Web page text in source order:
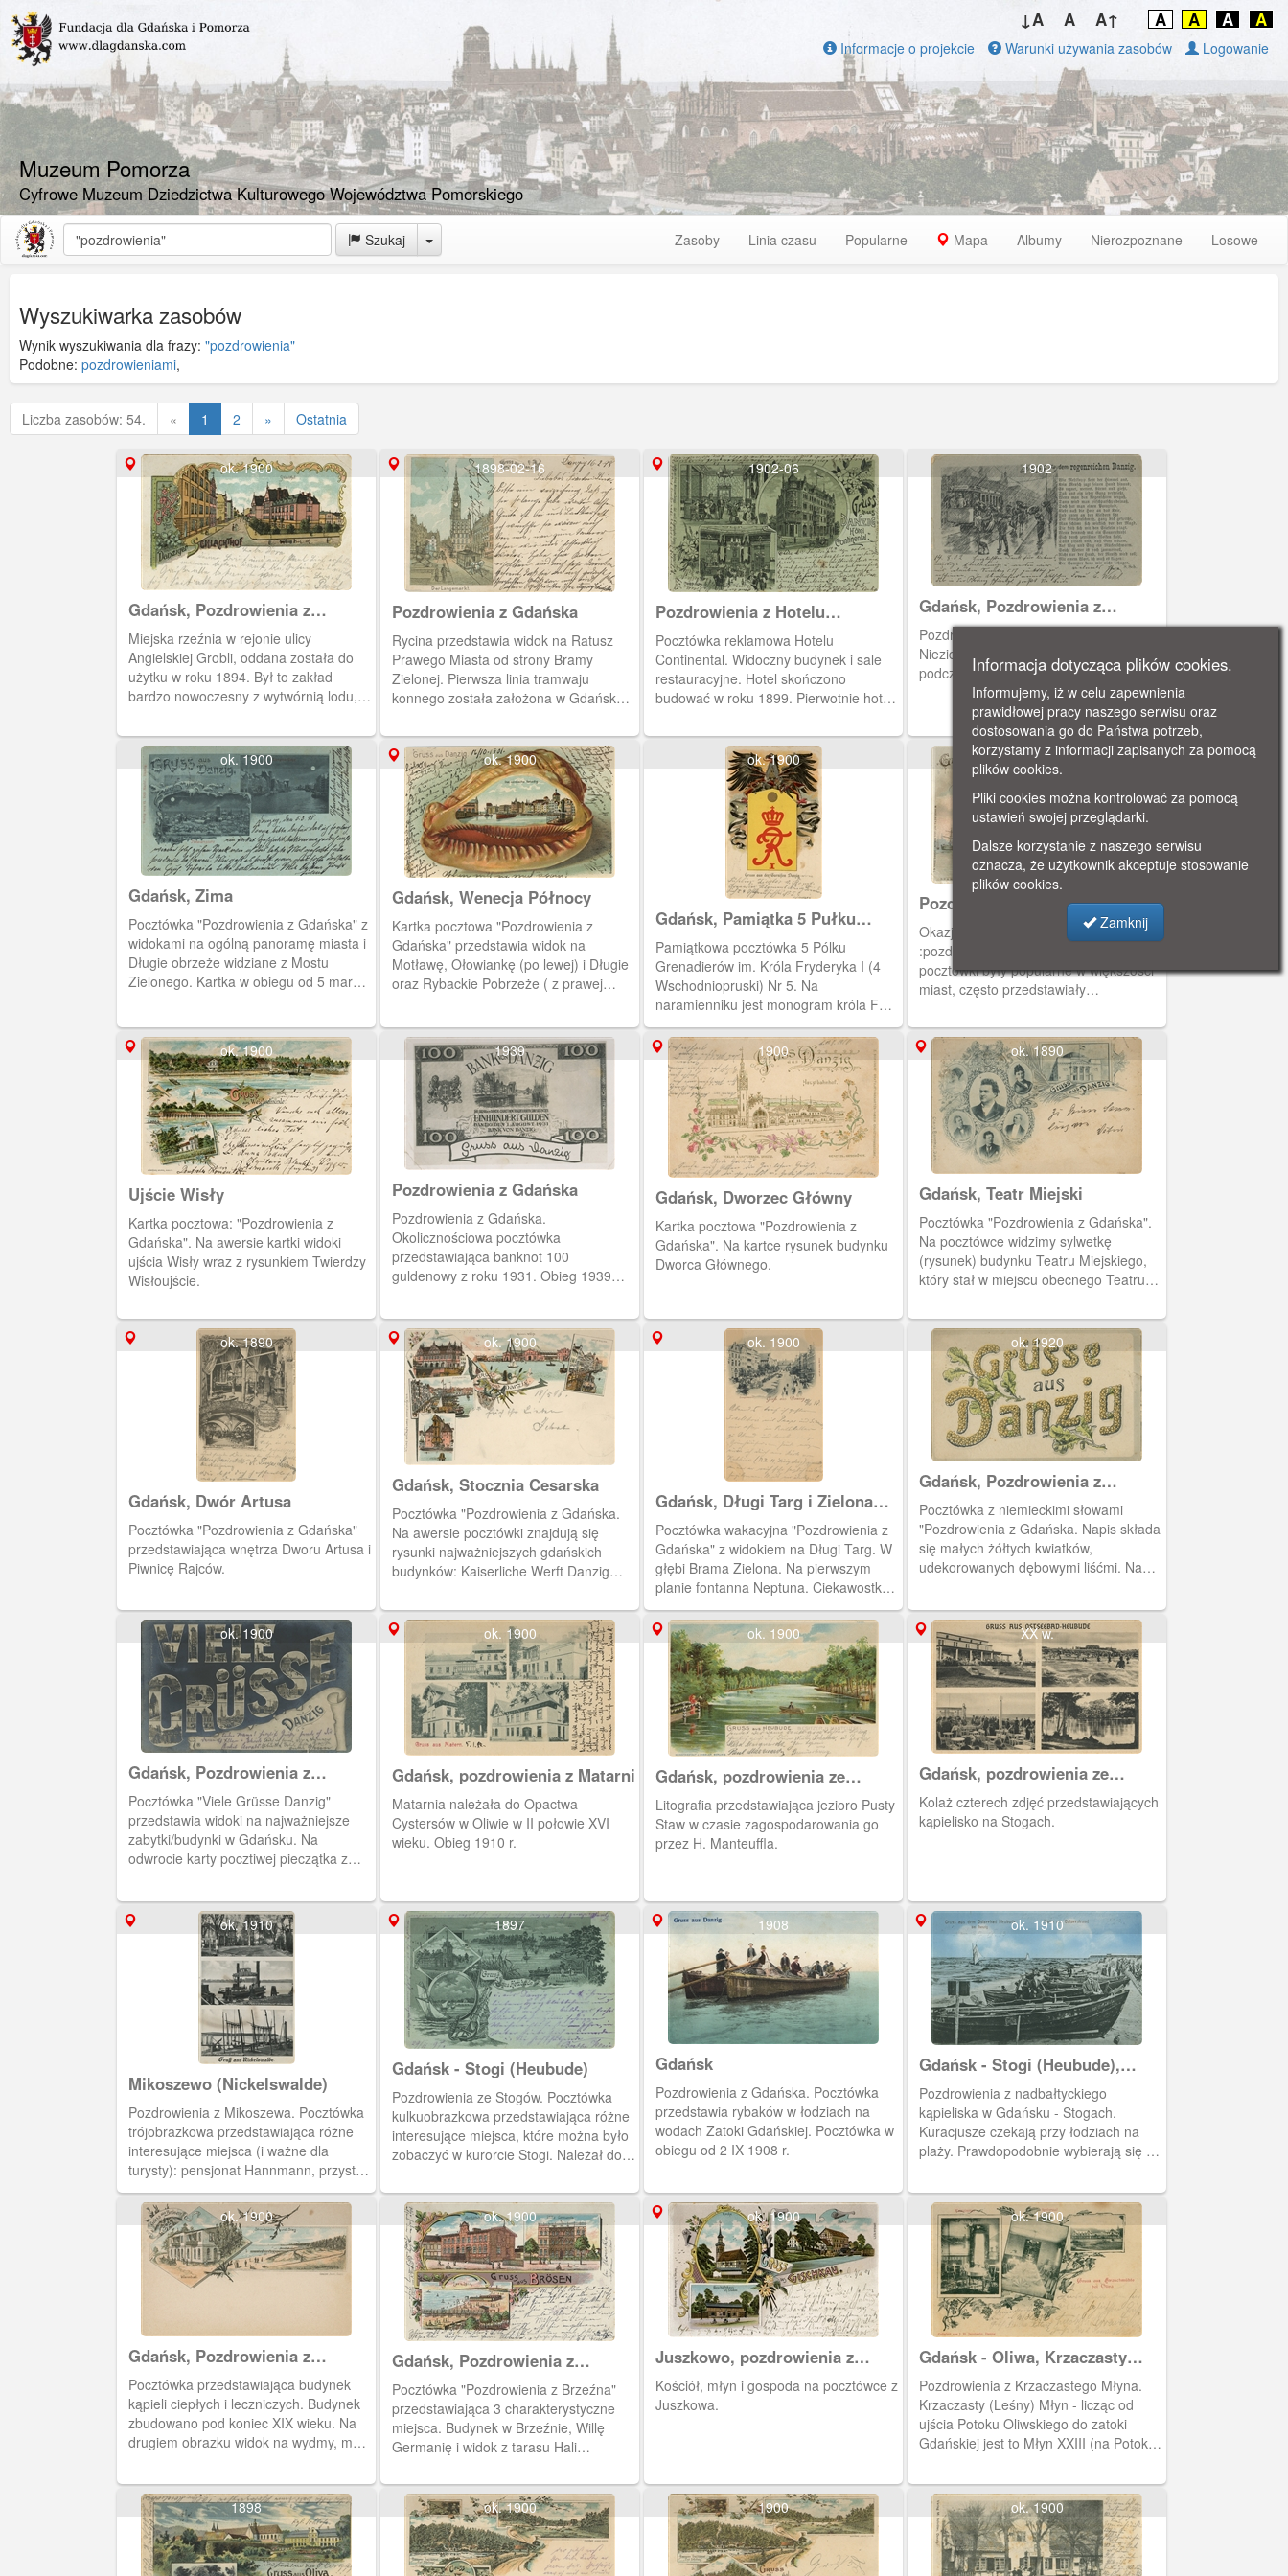
Muzeum Pomorza
Cyfrowe Muzeum Dziedzictwa Kulturowego Województwa Pomorskiego
↓A A A↑ A A A A
Informacje o projekcie Warunki używania zasobów Logowanie
Szukaj Toggle Dropdown Zasoby Linia czasu Popularne Mapa Albumy Nierozpoznane Losowe
Wyszukiwarka zasobów
Wynik wyszukiwania dla frazy: "pozdrowienia"
Podobne: pozdrowieniami,
Liczba zasobów: 54. « Poprzednia
1 2 » Ostatnia
ok. 1900
Gdańsk, Pozdrowienia z
gdańskiej rzeźni (rzeźniczego
dworu) - Gruss vom Danziger
Schlachthof
Miejska rzeźnia w rejonie ulicy
Angielskiej Grobli, oddana została do
użytku w roku 1894. Był to zakład
bardzo nowoczesny z wytwórnią lodu,
bocznicą kolejową, a nawet nabrzeżem.
Uboje były prowadzone w
specjalistycznych budynkach,
oddzielnych dla każdego gatunku
zwierząt, dokonywano tu także ubojów
sanitarnych. Na zdjęciu widoczny z
prawej stron budynek dyrekcji wraz ze
znajdującą się na parterze restauracją,
dalej budynek administracyjny. Z lewej
strony pocztówki zabudowa ulicy
Angielska Grobla.
1898-02-16
Pozdrowienia z Gdańska
Rycina przedstawia widok na Ratusz
Prawego Miasta od strony Bramy
Zielonej. Pierwsza linia tramwaju
konnego została założona w Gdańsku z
1902-06
Pozdrowienia z Hotelu
Continental
Pocztówka reklamowa Hotelu
Continental. Widoczny budynek i sale
restauracyjne. Hotel skończono
budować w roku 1899. Pierwotnie hotel
90. W 1924 roku urządzono poddasze,
ilość pokoi wzrosła do 100. Od 1930
dyrektorem i współwłaścicielem był
Piotr Bresiński, były powstaniec
wielkopolski.
1902
Gdańsk, Pozdrowienia z
deszczowego Gdańska
Pozdrowienia z deszczowego Gdańska.
Niezidentyfikowana ulica z tramwajem
podczas deszczu.
ok. 1900
Gdańsk, Zima
Pocztówka "Pozdrowienia z Gdańska" z
widokami na ogólną panoramę miasta i
Długie obrzeże widziane z Mostu
Zielonego. Kartka w obiegu od 5 marca
ok. 1900
Gdańsk, Wenecja Północy
Kartka pocztowa "Pozdrowienia z
Gdańska" przedstawia widok na
Motławę, Ołowiankę (po lewej) i Długie
oraz Rybackie Pobrzeże ( z prawej
ok. 1900
Gdańsk, Pamiątka 5 Pułku
Grenadierów im. Króla
Fryderyka I
Pamiątkowa pocztówka 5 Pólku
Grenadierów im. Króla Fryderyka I (4
Wschodniopruski) Nr 5. Na
naramienniku jest monogram króla FRI
- Eryderyk I Rex. Pod spodem napis.
Pozdrowienia z Garnizonu Gdańsk.
1900
Pozdrowienia z Gdańska
Okazjonalna pocztówka z
:pozdrowieniami z Gdańska. Takie
pocztówki były popularne w większości
miast, często przedstawiały
budynki lub widoki. Obieg 1902 rok.
ok. 1900
Ujście Wisły
Kartka pocztowa: "Pozdrowienia z
Gdańska". Na awersie kartki widoki
ujścia Wisły wraz z rysunkiem Twierdzy
Wisłoujście.
1939
Pozdrowienia z Gdańska
Pozdrowienia z Gdańska.
Okolicznościowa pocztówka
przedstawiająca banknot 100
guldenowy z roku 1931. Obieg 1939
1900
Gdańsk, Dworzec Główny
Kartka pocztowa "Pozdrowienia z
Gdańska". Na kartce rysunek budynku
Dworca Głównego.
ok. 1890
Gdańsk, Teatr Miejski
Pocztówka "Pozdrowienia z Gdańska".
Na pocztówce widzimy sylwetkę
(rysunek) budynku Teatru Miejskiego,
który stał w miejscu obecnego Teatru
portrety pracowników/aktorów teatru.
Dyrektor Heinrich Rose w centralnej
części,
ok. 1890
Gdańsk, Dwór Artusa
Pocztówka "Pozdrowienia z Gdańska"
przedstawiająca wnętrza Dworu Artusa i
Piwnicę Rajców.
ok. 1900
Gdańsk, Stocznia Cesarska
Pocztówka "Pozdrowienia z Gdańska.
Na awersie pocztówki znajdują się
rysunki najważniejszych gdańskich
budynków: Kaiserliche Werft Danzig
pocztówki, po lewej stronie od góry:
Brama Zielona, Rybackie Pobrzeże,
Żuraw. Po prawej zaś rysunek
przedstawiający Długie Pobrzeże, z
majaczącą w tle wieżą obserwatorium
(dzisiejsze Muzeum Archeologiczne).
ok. 1900
Gdańsk, Długi Targ i Zielona
Brama
Pocztówka wakacyjna "Pozdrowienia z
Gdańska" z widokiem na Długi Targ. W
głębi Brama Zielona. Na pierwszym
planie fontanna Neptuna. Ciekawostka:
nadawca wpisał odręcznie datę -
29.10.97 (1897)
ok. 1920
Gdańsk, Pozdrowienia z
Gdańska
Pocztówka z niemieckimi słowami
"Pozdrowienia z Gdańska. Napis składa
się małych żółtych kwiatków,
udekorowanych dębowymi liśćmi. Na
datą 24.02.1918
ok. 1900
Gdańsk, Pozdrowienia z
Gdańska
Pocztówka "Viele Grüsse Danzig"
przedstawia widoki na najważniejsze
zabytki/budynki w Gdańsku. Na
odwrocie karty pocztiwej pieczątka z
ok. 1900
Gdańsk, pozdrowienia z Matarni
Matarnia należała do Opactwa
Cystersów w Oliwie w II połowie XVI
wieku. Obieg 1910 r.
ok. 1900
Gdańsk, pozdrowienia ze
Stogów.
Litografia przedstawiająca jezioro Pusty
Staw w czasie zagospodarowania go
przez H. Manteuffla.
XX w.
Gdańsk, pozdrowienia ze
Stogów.
Kolaż czterech zdjęć przedstawiających
kąpielisko na Stogach.
ok. 1910
Mikoszewo (Nickelswalde)
Pozdrowienia z Mikoszewa. Pocztówka
trójobrazkowa przedstawiająca różne
interesujące miejsca (i ważne dla
turysty): pensjonat Hannmann, przystań
promową oraz plażę z łodziami i
rozwieszonymi sieciami rybackimi.
Pocztówka w obiegu od 26 VIII 1944 r.
1897
Gdańsk - Stogi (Heubude)
Pozdrowienia ze Stogów. Pocztówka
kulkuobrazkowa przedstawiająca różne
interesujące miejsca, które można było
zobaczyć w kurorcie Stogi. Należał do
jeziora Pusty Staw, w tym przystań dla
łódek na tym jeziorze. Kuracjusze mogli
także spędzać czas wypływając w rejs
po Bałtyku oraz zajrzeć do miejscowego
kościoła. Pocztówka w obiegu od 30 IX
1897 r.
1908
Gdańsk
Pozdrowienia z Gdańska. Pocztówka
przedstawia rybaków w łodziach na
wodach Zatoki Gdańskiej. Pocztówka w
obiegu od 2 IX 1908 r.
ok. 1910
Gdańsk - Stogi (Heubude),
Nadbałtyckie kąpielisko
(Ostseebad)
Pozdrowienia z nadbałtyckiego
kąpieliska w Gdańsku - Stogach.
Kuracjusze czekają przy łodziach na
plaży. Prawdopodobnie wybierają się w
ok. 1900
Gdańsk, Pozdrowienia z
Brzeźna
Pocztówka przedstawiająca budynek
kąpieli ciepłych i leczniczych. Budynek
zbudowano pod koniec XIX wieku. Na
drugiem obrazku widok na wydmy, molo
ok. 1900
Gdańsk, Pozdrowienia z
Brzeźna
Pocztówka "Pozdrowienia z Brzeźna"
przedstawiająca 3 charakterystyczne
miejsca. Budynek w Brzeźnie, Willę
Germanię i widok z tarasu Hali
Obieg 1903 rok.
ok. 1900
Juszkowo, pozdrowienia z
Juszkowa
Kościół, młyn i gospoda na pocztówce z
Juszkowa.
ok. 1900
Gdańsk - Oliwa, Krzaczasty
(Leśny) Młyn
Pozdrowienia z Krzaczastego Młyna.
Krzaczasty (Leśny) Młyn - licząc od
ujścia Potoku Oliwskiego do zatoki
Gdańskiej jest to Młyn XXIII (na Potoku
przypadku na Potoku Rynarzewskim).
Niegdyś należał do cystersów oliwskich.
Na początku XX w. w jego pobliżu
wybudowano Dom Kuracyjny dla osób
cierpiących na schorzenia dróg
1898 ok. 1900 1900 ok. 1900
Informacja dotycząca plików cookies.
Informujemy, iż w celu zapewnienia
prawidłowej pracy naszego serwisu oraz
dostosowania go do Państwa potrzeb,
korzystamy z informacji zapisanych za pomocą
plików cookies.
Pliki cookies można kontrolować za pomocą
ustawień swojej przeglądarki.
Dalsze korzystanie z naszego serwisu
oznacza, że użytkownik akceptuje stosowanie
plików cookies.
Zamknij